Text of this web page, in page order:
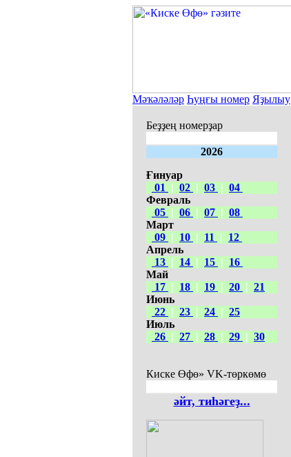
Мәҡәләләр Һуңғы номер Яҙылыу
Беҙҙең номерҙар
2026
Ғинуар
01
| 02 | 03 | 04
Февраль
05 | 06 | 07 | 08
Март
09 | 10 | 11 |
12
Апрель
13 | 14 | 15 |
16
Май
17 | 18 | 19 | 20 | 21
Июнь
22 | 23 | 24 | 25
Июль
26 | 27 | 28 | 29 | 30
Киске Өфө» VK-төркөмө
әйт, тиһәгеҙ...